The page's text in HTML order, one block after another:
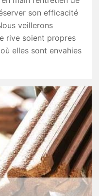
son efficacité
veillerons
rive soient propres
elles sont envahies